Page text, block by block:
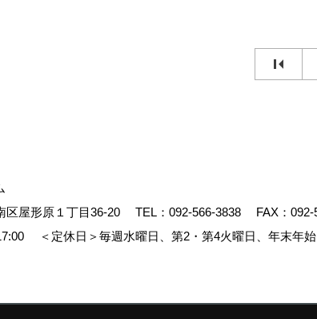
区屋形原１丁目36-20 TEL： 092-566-3838
FAX：
＜定休日＞毎週水曜日、第2・第4火曜日、年末年